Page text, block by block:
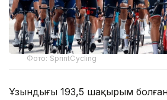
Фото: SprintCycling
Ұзындығы 193,5 шақырым болған